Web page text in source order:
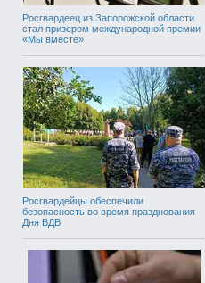
Росгвардеец из Запорожской области
стал призером международной премии
«Мы вместе»
Росгвардейцы обеспечили
безопасность во время празднования
Дня ВДВ